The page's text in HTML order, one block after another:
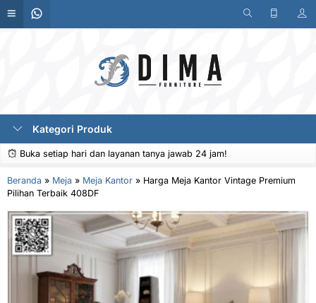
Kategori Produk
Buka setiap hari dan layanan tanya jawab 24 jam!
Beranda » Meja » Meja Kantor » Harga Meja Kantor Vintage Premium
Pilihan Terbaik 408DF